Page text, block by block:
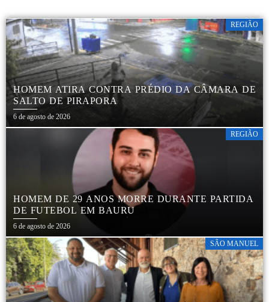
REGIÃO
HOMEM ATIRA CONTRA PRÉDIO DA CÂMARA DE
SALTO DE PIRAPORA
6 de agosto de 2026
REGIÃO
HOMEM DE 29 ANOS MORRE DURANTE PARTIDA
DE FUTEBOL EM BAURU
6 de agosto de 2026
SÃO MANUEL